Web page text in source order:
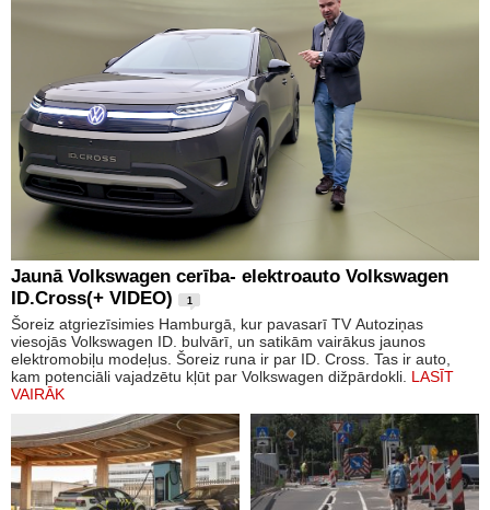
Jaunā Volkswagen cerība- elektroauto Volkswagen
ID.Cross(+ VIDEO)
1
Šoreiz atgriezīsimies Hamburgā, kur pavasarī TV Autoziņas
viesojās Volkswagen ID. bulvārī, un satikām vairākus jaunos
elektromobiļu modeļus. Šoreiz runa ir par ID. Cross. Tas ir auto,
kam potenciāli vajadzētu kļūt par Volkswagen dižpārdokli. LASĪT
VAIRĀK